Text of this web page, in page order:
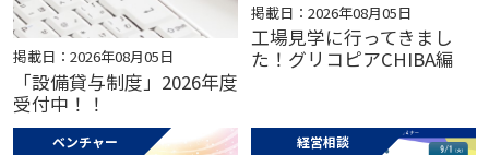
掲載日：2026年08月05日
「設備貸与制度」2026年度
受付中！！
掲載日：2026年08月05日
工場見学に行ってきまし
た！グリコピアCHIBA編
ベンチャー 経営相談